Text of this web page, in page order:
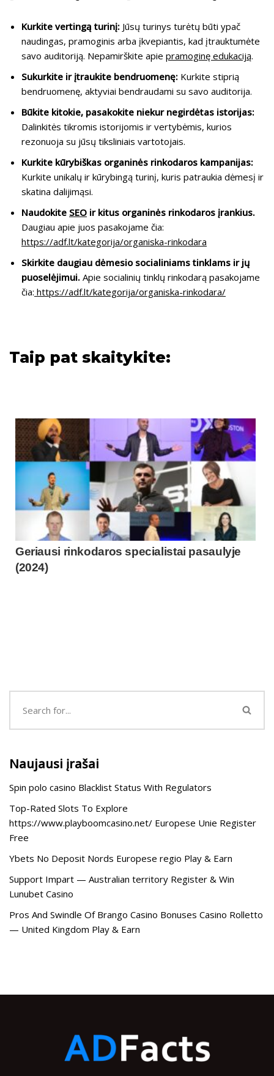
Kurkite vertingą turinį: Jūsų turinys turėtų būti ypač
naudingas, pramoginis arba įkvepiantis, kad įtrauktumėte
savo auditoriją. Nepamirškite apie pramoginę edukaciją.
Sukurkite ir įtraukite bendruomenę: Kurkite stiprią
bendruomenę, aktyviai bendraudami su savo auditorija.
Būkite kitokie, pasakokite niekur negirdėtas istorijas:
Dalinkitės tikromis istorijomis ir vertybėmis, kurios
rezonuoja su jūsų tiksliniais vartotojais.
Kurkite kūrybiškas organinės rinkodaros kampanijas:
Kurkite unikalų ir kūrybingą turinį, kuris patraukia dėmesį ir
skatina dalijimąsi.
Naudokite SEO ir kitus organinės rinkodaros įrankius.
Daugiau apie juos pasakojame čia:
https://adf.lt/kategorija/organiska-rinkodara
Skirkite daugiau dėmesio socialiniams tinklams ir jų
puoselėjimui. Apie socialinių tinklų rinkodarą pasakojame
čia: https://adf.lt/kategorija/organiska-rinkodara/
Taip pat skaitykite:
Geriausi rinkodaros specialistai pasaulyje
(2024)
Naujausi įrašai
Spin polo casino Blacklist Status With Regulators
Top-Rated Slots To Explore
https://www.playboomcasino.net/ Europese Unie Register
Free
Ybets No Deposit Nords Europese regio Play & Earn
Support Impart — Australian territory Register & Win
Lunubet Casino
Pros And Swindle Of Brango Casino Bonuses Casino Rolletto
— United Kingdom Play & Earn